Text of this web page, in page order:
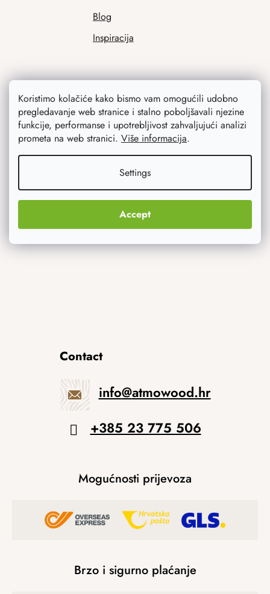
Koristimo kolačiće kako bismo vam omogućili udobno
pregledavanje web stranice i stalno poboljšavali njezine
funkcije, performanse i upotrebljivost zahvaljujući analizi
prometa na web stranici. Više informacija.
Settings
Accept
Blog
Inspiracija
Ono što vas najviše zanima
Noviteti
Originalni pokloni
Contact
info@atmowood.hr
+385 23 775 506
Mogućnosti prijevoza
Brzo i sigurno plaćanje